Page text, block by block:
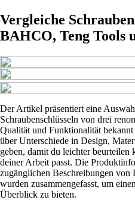
Vergleiche
BAHCO, Teng Tools
Der Artikel präsentiert eine
Schraubenschlüsseln von drei
Qualität und Funktionalität
über Unterschiede in Design,
geben, damit du leichter beurteilen
deiner Arbeit passt. Die
zugänglichen Beschreibungen von
wurden zusammengefasst, um
Überblick zu bieten.